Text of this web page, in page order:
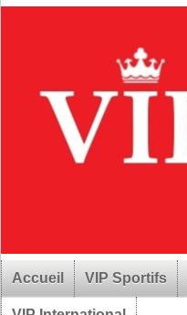
Accueil VIP Sportifs